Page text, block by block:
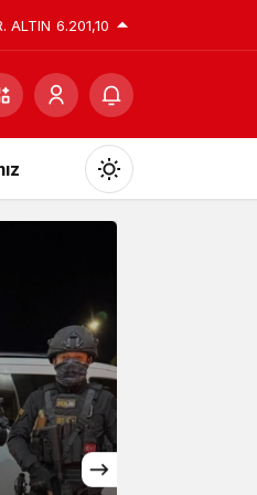
ALTIN 6.201,10
Mod
değiştir